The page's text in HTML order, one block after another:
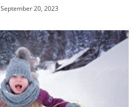
September 20, 2023